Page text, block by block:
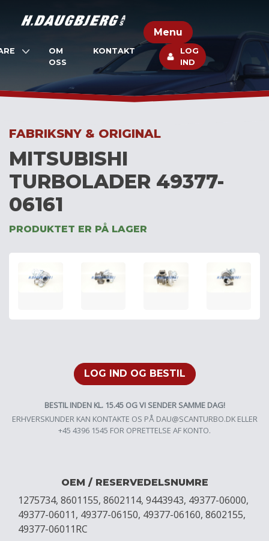
Menu
OM
OSS
KONTAKT
LOG
IND
FABRIKSNY & ORIGINAL
MITSUBISHI
TURBOLADER 49377-
06161
PRODUKTET ER PÅ LAGER
LOG IND OG BESTIL
BESTIL INDEN KL. 15.45 OG VI SENDER SAMME DAG!
ERHVERSKUNDER KAN KONTAKTE OS PÅ DAU@SCANTURBO.DKELLER
+45 4396 1545 FOR OPRETTELSE AF KONTO.
OEM / RESERVEDELSNUMRE
1275734, 8601155, 8602114, 9443943, 49377-06000,
49377-06011, 49377-06150, 49377-06160, 8602155,
49377-06011RC